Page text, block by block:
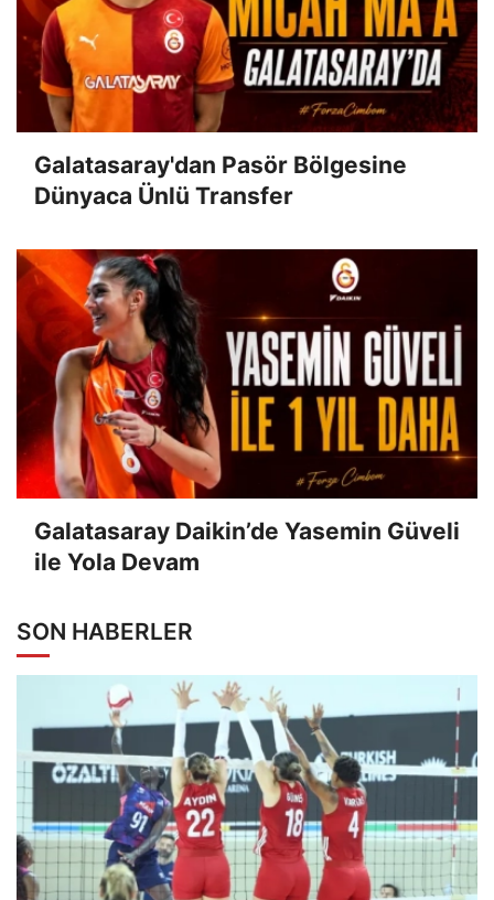
Galatasaray'dan Pasör Bölgesine
Dünyaca Ünlü Transfer
Galatasaray Daikin’de Yasemin Güveli
ile Yola Devam
SON HABERLER